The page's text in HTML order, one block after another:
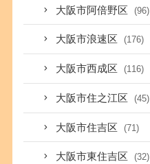
大阪市阿倍野区 (96)
大阪市浪速区 (176)
大阪市西成区 (116)
大阪市住之江区 (45)
大阪市住吉区 (71)
大阪市東住吉区 (32)